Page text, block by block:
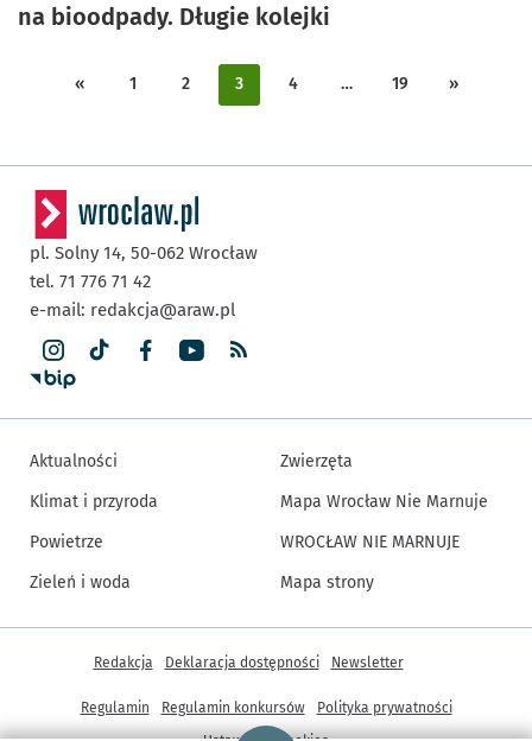
na bioodpady. Długie kolejki
« 1 2 3 4 … 19 »
pl. Solny 14, 50-062 Wrocław
tel. 71 776 71 42
e-mail: redakcja@araw.pl
Aktualności
Klimat i przyroda
Powietrze
Zieleń i woda
Zwierzęta
Mapa Wrocław Nie Marnuje
WROCŁAW NIE MARNUJE
Mapa strony
Inne informacje
Redakcja Deklaracja dostępności Newsletter
Regulamin Regulamin konkursów
Polityka prywatności